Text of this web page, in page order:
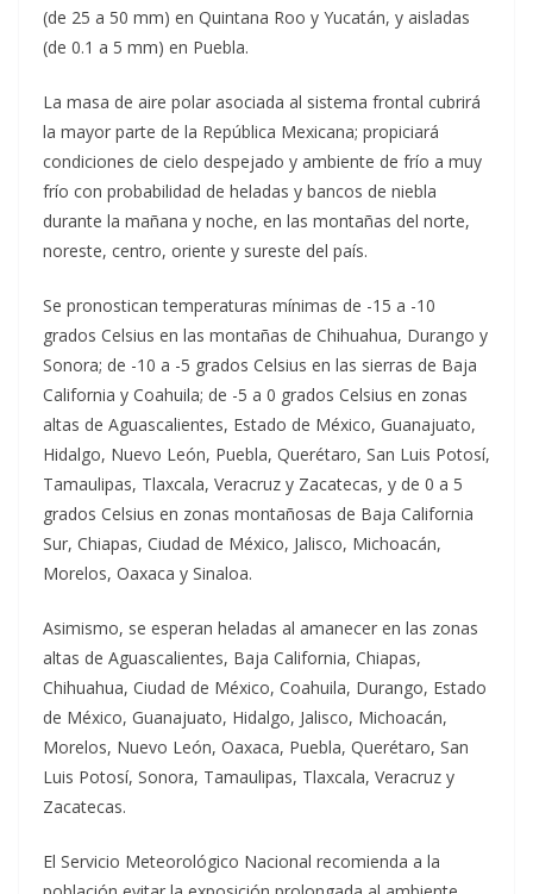
(de 25 a 50 mm) en Quintana Roo y Yucatán, y aisladas
(de 0.1 a 5 mm) en Puebla.
La masa de aire polar asociada al sistema frontal cubrirá
la mayor parte de la República Mexicana; propiciará
condiciones de cielo despejado y ambiente de frío a muy
frío con probabilidad de heladas y bancos de niebla
durante la mañana y noche, en las montañas del norte,
noreste, centro, oriente y sureste del país.
Se pronostican temperaturas mínimas de -15 a -10
grados Celsius en las montañas de Chihuahua, Durango y
Sonora; de -10 a -5 grados Celsius en las sierras de Baja
California y Coahuila; de -5 a 0 grados Celsius en zonas
altas de Aguascalientes, Estado de México, Guanajuato,
Hidalgo, Nuevo León, Puebla, Querétaro, San Luis Potosí,
Tamaulipas, Tlaxcala, Veracruz y Zacatecas, y de 0 a 5
grados Celsius en zonas montañosas de Baja California
Sur, Chiapas, Ciudad de México, Jalisco, Michoacán,
Morelos, Oaxaca y Sinaloa.
Asimismo, se esperan heladas al amanecer en las zonas
altas de Aguascalientes, Baja California, Chiapas,
Chihuahua, Ciudad de México, Coahuila, Durango, Estado
de México, Guanajuato, Hidalgo, Jalisco, Michoacán,
Morelos, Nuevo León, Oaxaca, Puebla, Querétaro, San
Luis Potosí, Sonora, Tamaulipas, Tlaxcala, Veracruz y
Zacatecas.
El Servicio Meteorológico Nacional recomienda a la